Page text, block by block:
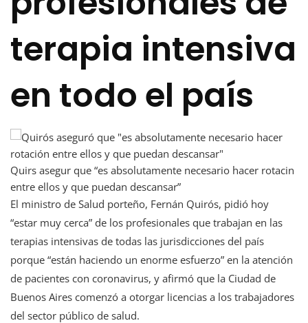
terapia intensiva
en todo el país
Quirs asegur que “es absolutamente necesario hacer rotacin
entre ellos y que puedan descansar”
El ministro de Salud porteño, Fernán Quirós, pidió hoy
“estar muy cerca” de los profesionales que trabajan en las
terapias intensivas de todas las jurisdicciones del país
porque “están haciendo un enorme esfuerzo” en la atención
de pacientes con coronavirus, y afirmó que la Ciudad de
Buenos Aires comenzó a otorgar licencias a los trabajadores
del sector público de salud.